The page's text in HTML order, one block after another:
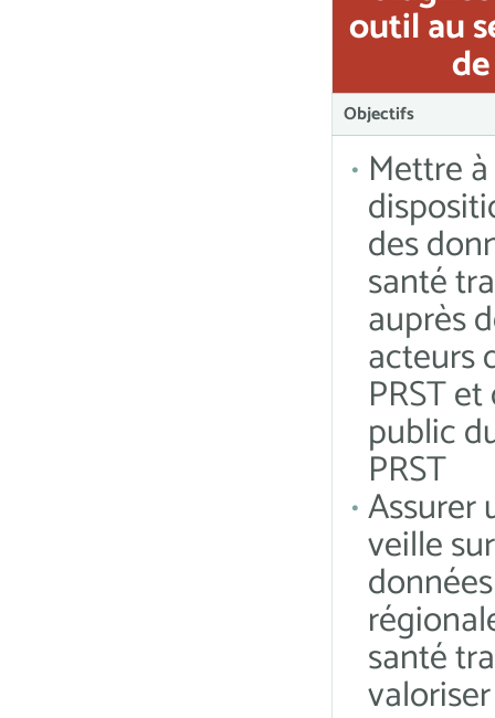
outil au
Objectifs
Mettre à
des
santé
auprès
acteurs
PRST
public
PRST
Assurer
veille
données
santé